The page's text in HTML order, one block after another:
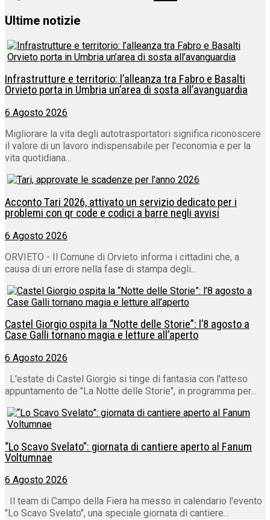
Ultime notizie
Infrastrutture e territorio: l’alleanza tra Fabro e Basalti
Orvieto porta in Umbria un’area di sosta all’avanguardia
6 Agosto 2026
Migliorare la vita degli autotrasportatori significa riconoscere
il valore di un lavoro indispensabile per l’economia e per la
vita quotidiana...
Acconto Tari 2026, attivato un servizio dedicato per i
problemi con qr code e codici a barre negli avvisi
6 Agosto 2026
ORVIETO - Il Comune di Orvieto informa i cittadini che, a
causa di un errore nella fase di stampa degli...
Castel Giorgio ospita la “Notte delle Storie”: l’8 agosto a
Case Galli tornano magia e letture all’aperto
6 Agosto 2026
L'estate di Castel Giorgio si tinge di fantasia con l'atteso
appuntamento de "La Notte delle Storie", in programma per...
“Lo Scavo Svelato”: giornata di cantiere aperto al Fanum
Voltumnae
6 Agosto 2026
Il team di Campo della Fiera ha messo in calendario l'evento
"Lo Scavo Svelato", una speciale giornata di cantiere...